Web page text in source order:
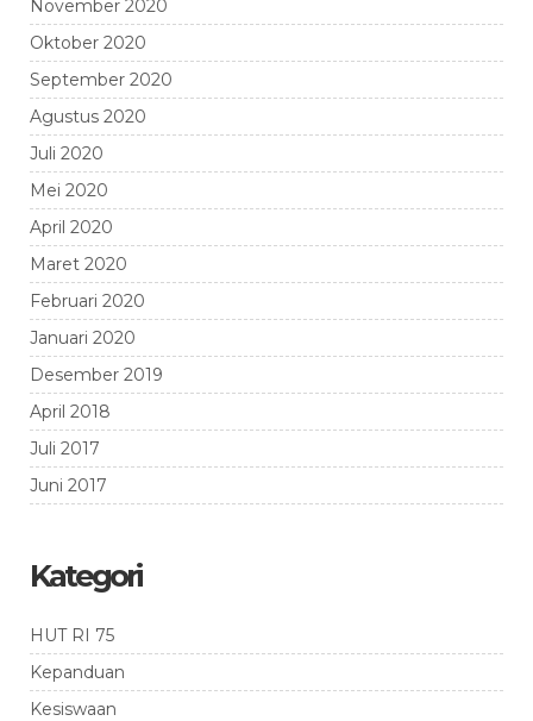
November 2020
Oktober 2020
September 2020
Agustus 2020
Juli 2020
Mei 2020
April 2020
Maret 2020
Februari 2020
Januari 2020
Desember 2019
April 2018
Juli 2017
Juni 2017
Kategori
HUT RI 75
Kepanduan
Kesiswaan